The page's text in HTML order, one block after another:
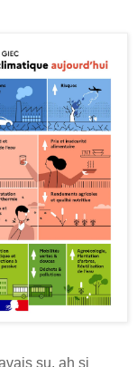
su, ah si